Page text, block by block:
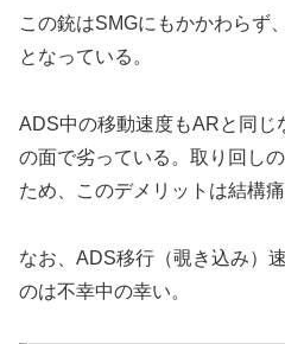
この銃はSMGにもかかわらず
となっている。
ADS中の移動速度もARと同じ
の面で劣っている。取り回し
ため、このデメリットは結構痛
なお、ADS移行（覗き込み）
のは不幸中の幸い。